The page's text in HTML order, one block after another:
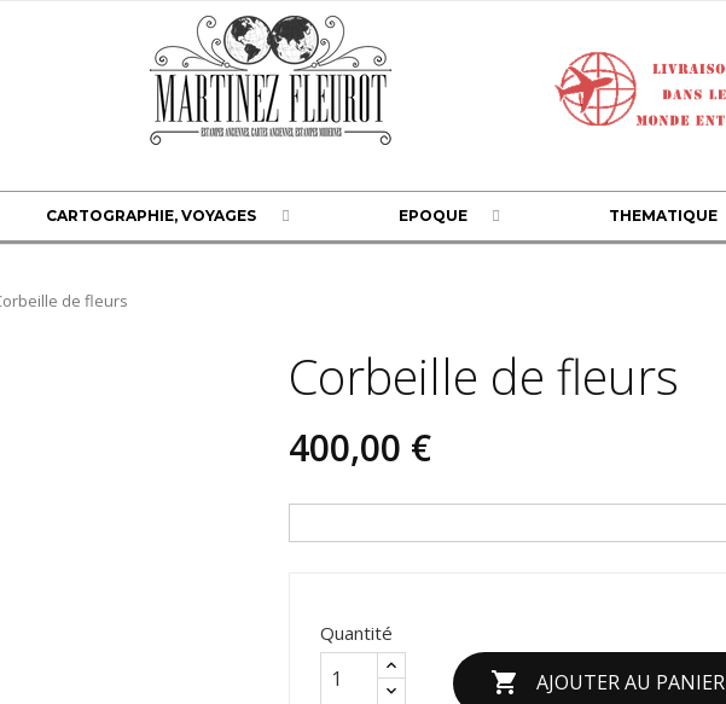
CARTOGRAPHIE, VOYAGES EPOQUE THEMATIQUE
de fleurs
Corbeille de fleurs
400,00 €
Quantité
 AJOUTER AU PANIER